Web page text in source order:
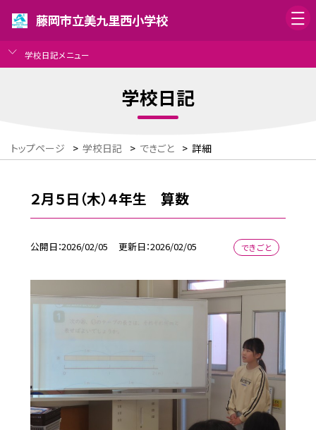
藤岡市立美九里西小学校
学校日記メニュー
学校日記
トップページ > 学校日記 > できごと > 詳細
２月５日（木）４年生 算数
公開日 2026/02/05 更新日 2026/02/05 できごと